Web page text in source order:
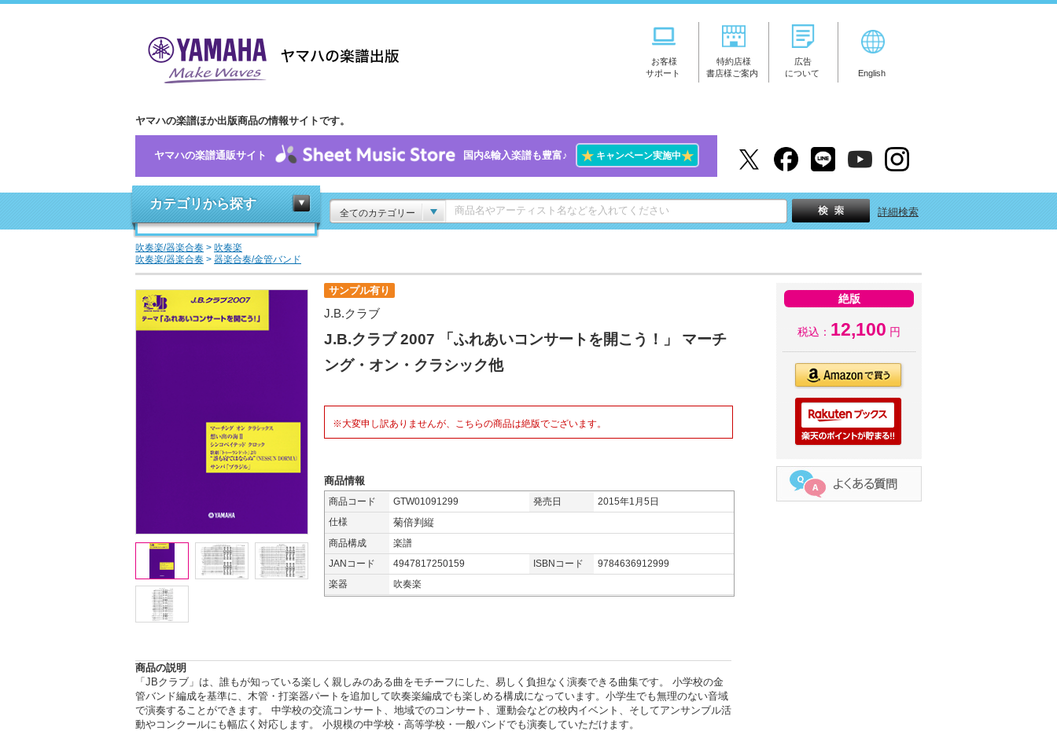
お客様
サポート
特約店様
書店様ご案内
広告
について
English
ヤマハの楽譜ほか出版商品の情報サイトです。
ヤマハの楽譜通販サイト 国内&輸入楽譜も豊富♪ ★キャンペーン実施中★
カテゴリから探す
全てのカテゴリー 詳細検索
吹奏楽/器楽合奏 > 吹奏楽
吹奏楽/器楽合奏 > 器楽合奏/金管バンド
サンプル有り
J.B.クラブ
J.B.クラブ 2007 「ふれあいコンサートを開こう！」 マーチ
ング・オン・クラシック他
※大変申し訳ありませんが、こちらの商品は絶版でございます。
商品情報
商品コード GTW01091299 発売日
2015年1月5日
仕様
菊倍判縦
商品構成
楽譜
JANコード
4947817250159 ISBNコード
9784636912999
楽器
吹奏楽
商品の説明
「JBクラブ」は、誰もが知っている楽しく親しみのある曲をモチーフにした、易しく負担なく演奏できる曲集です。 小学校の金
管バンド編成を基準に、木管・打楽器パートを追加して吹奏楽編成でも楽しめる構成になっています。小学生でも無理のない音域
で演奏することができます。 中学校の交流コンサート、地域でのコンサート、運動会などの校内イベント、そしてアンサンブル活
動やコンクールにも幅広く対応します。 小規模の中学校・高等学校・一般バンドでも演奏していただけます。
絶版
税込： 12,100 円